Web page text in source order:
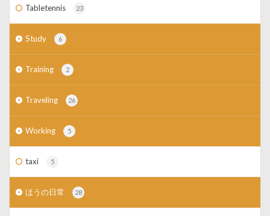
Tabletennis 23
Study 6
Training 2
Traveling 26
Working 5
taxi 5
ほうの日常 28